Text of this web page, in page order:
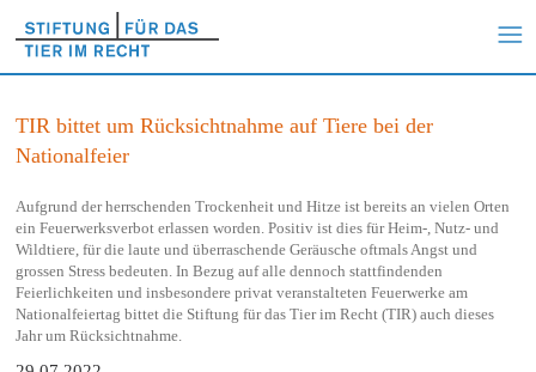
TIR bittet um Rücksichtnahme auf Tiere bei der
Nationalfeier
Aufgrund der herrschenden Trockenheit und Hitze ist bereits an vielen Orten
ein Feuerwerksverbot erlassen worden. Positiv ist dies für Heim-, Nutz- und
Wildtiere, für die laute und überraschende Geräusche oftmals Angst und
grossen Stress bedeuten. In Bezug auf alle dennoch stattfindenden
Feierlichkeiten und insbesondere privat veranstalteten Feuerwerke am
Nationalfeiertag bittet die Stiftung für das Tier im Recht (TIR) auch dieses
Jahr um Rücksichtnahme.